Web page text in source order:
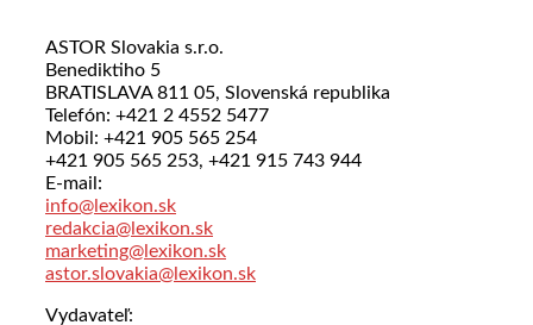
ASTOR Slovakia s.r.o.
Benediktiho 5
BRATISLAVA 811 05, Slovenská republika
Telefón: +421 2 4552 5477
Mobil: +421 905 565 254
+421 905 565 253, +421 915 743 944
E-mail:
info@lexikon.sk
redakcia@lexikon.sk
marketing@lexikon.sk
astor.slovakia@lexikon.sk
Vydavateľ: